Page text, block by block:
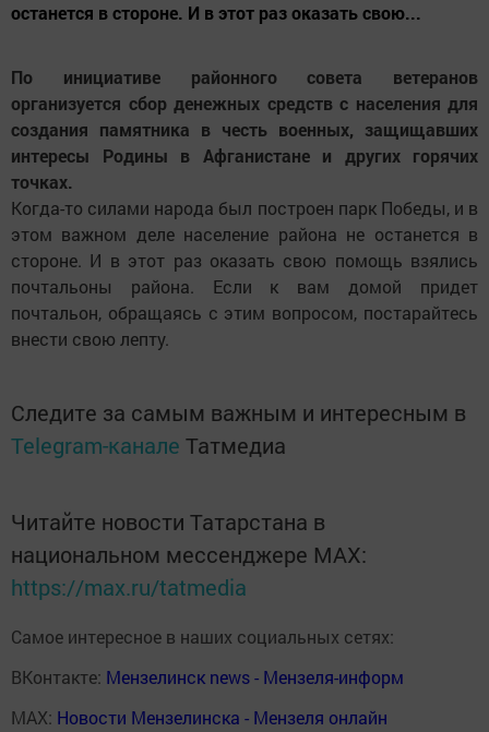
останется в стороне. И в этот раз оказать свою...
По инициативе районного совета ветеранов
организуется сбор денежных средств с населения для
создания памятника в честь военных, защищавших
интересы Родины в Афганистане и других горячих
точках.
Когда-то силами народа был построен парк Победы, и в
этом важном деле население района не останется в
стороне. И в этот раз оказать свою помощь взялись
почтальоны района. Если к вам домой придет
почтальон, обращаясь с этим вопросом, постарайтесь
внести свою лепту.
Следите за самым важным и интересным в
Telegram-канале Татмедиа
Читайте новости Татарстана в
национальном мессенджере MАХ:
https://max.ru/tatmedia
Самое интересное в наших социальных сетях:
ВКонтакте: Мензелинск news - Мензеля-информ
MAX: Новости Мензелинска - Мензеля онлайн